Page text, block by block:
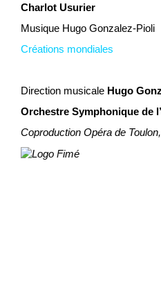
Charlot Usurier
Musique Hugo Gonzalez-Pioli
Créations mondiales
Direction musicale Hugo
Orchestre Symphonique de
Coproduction Opéra de